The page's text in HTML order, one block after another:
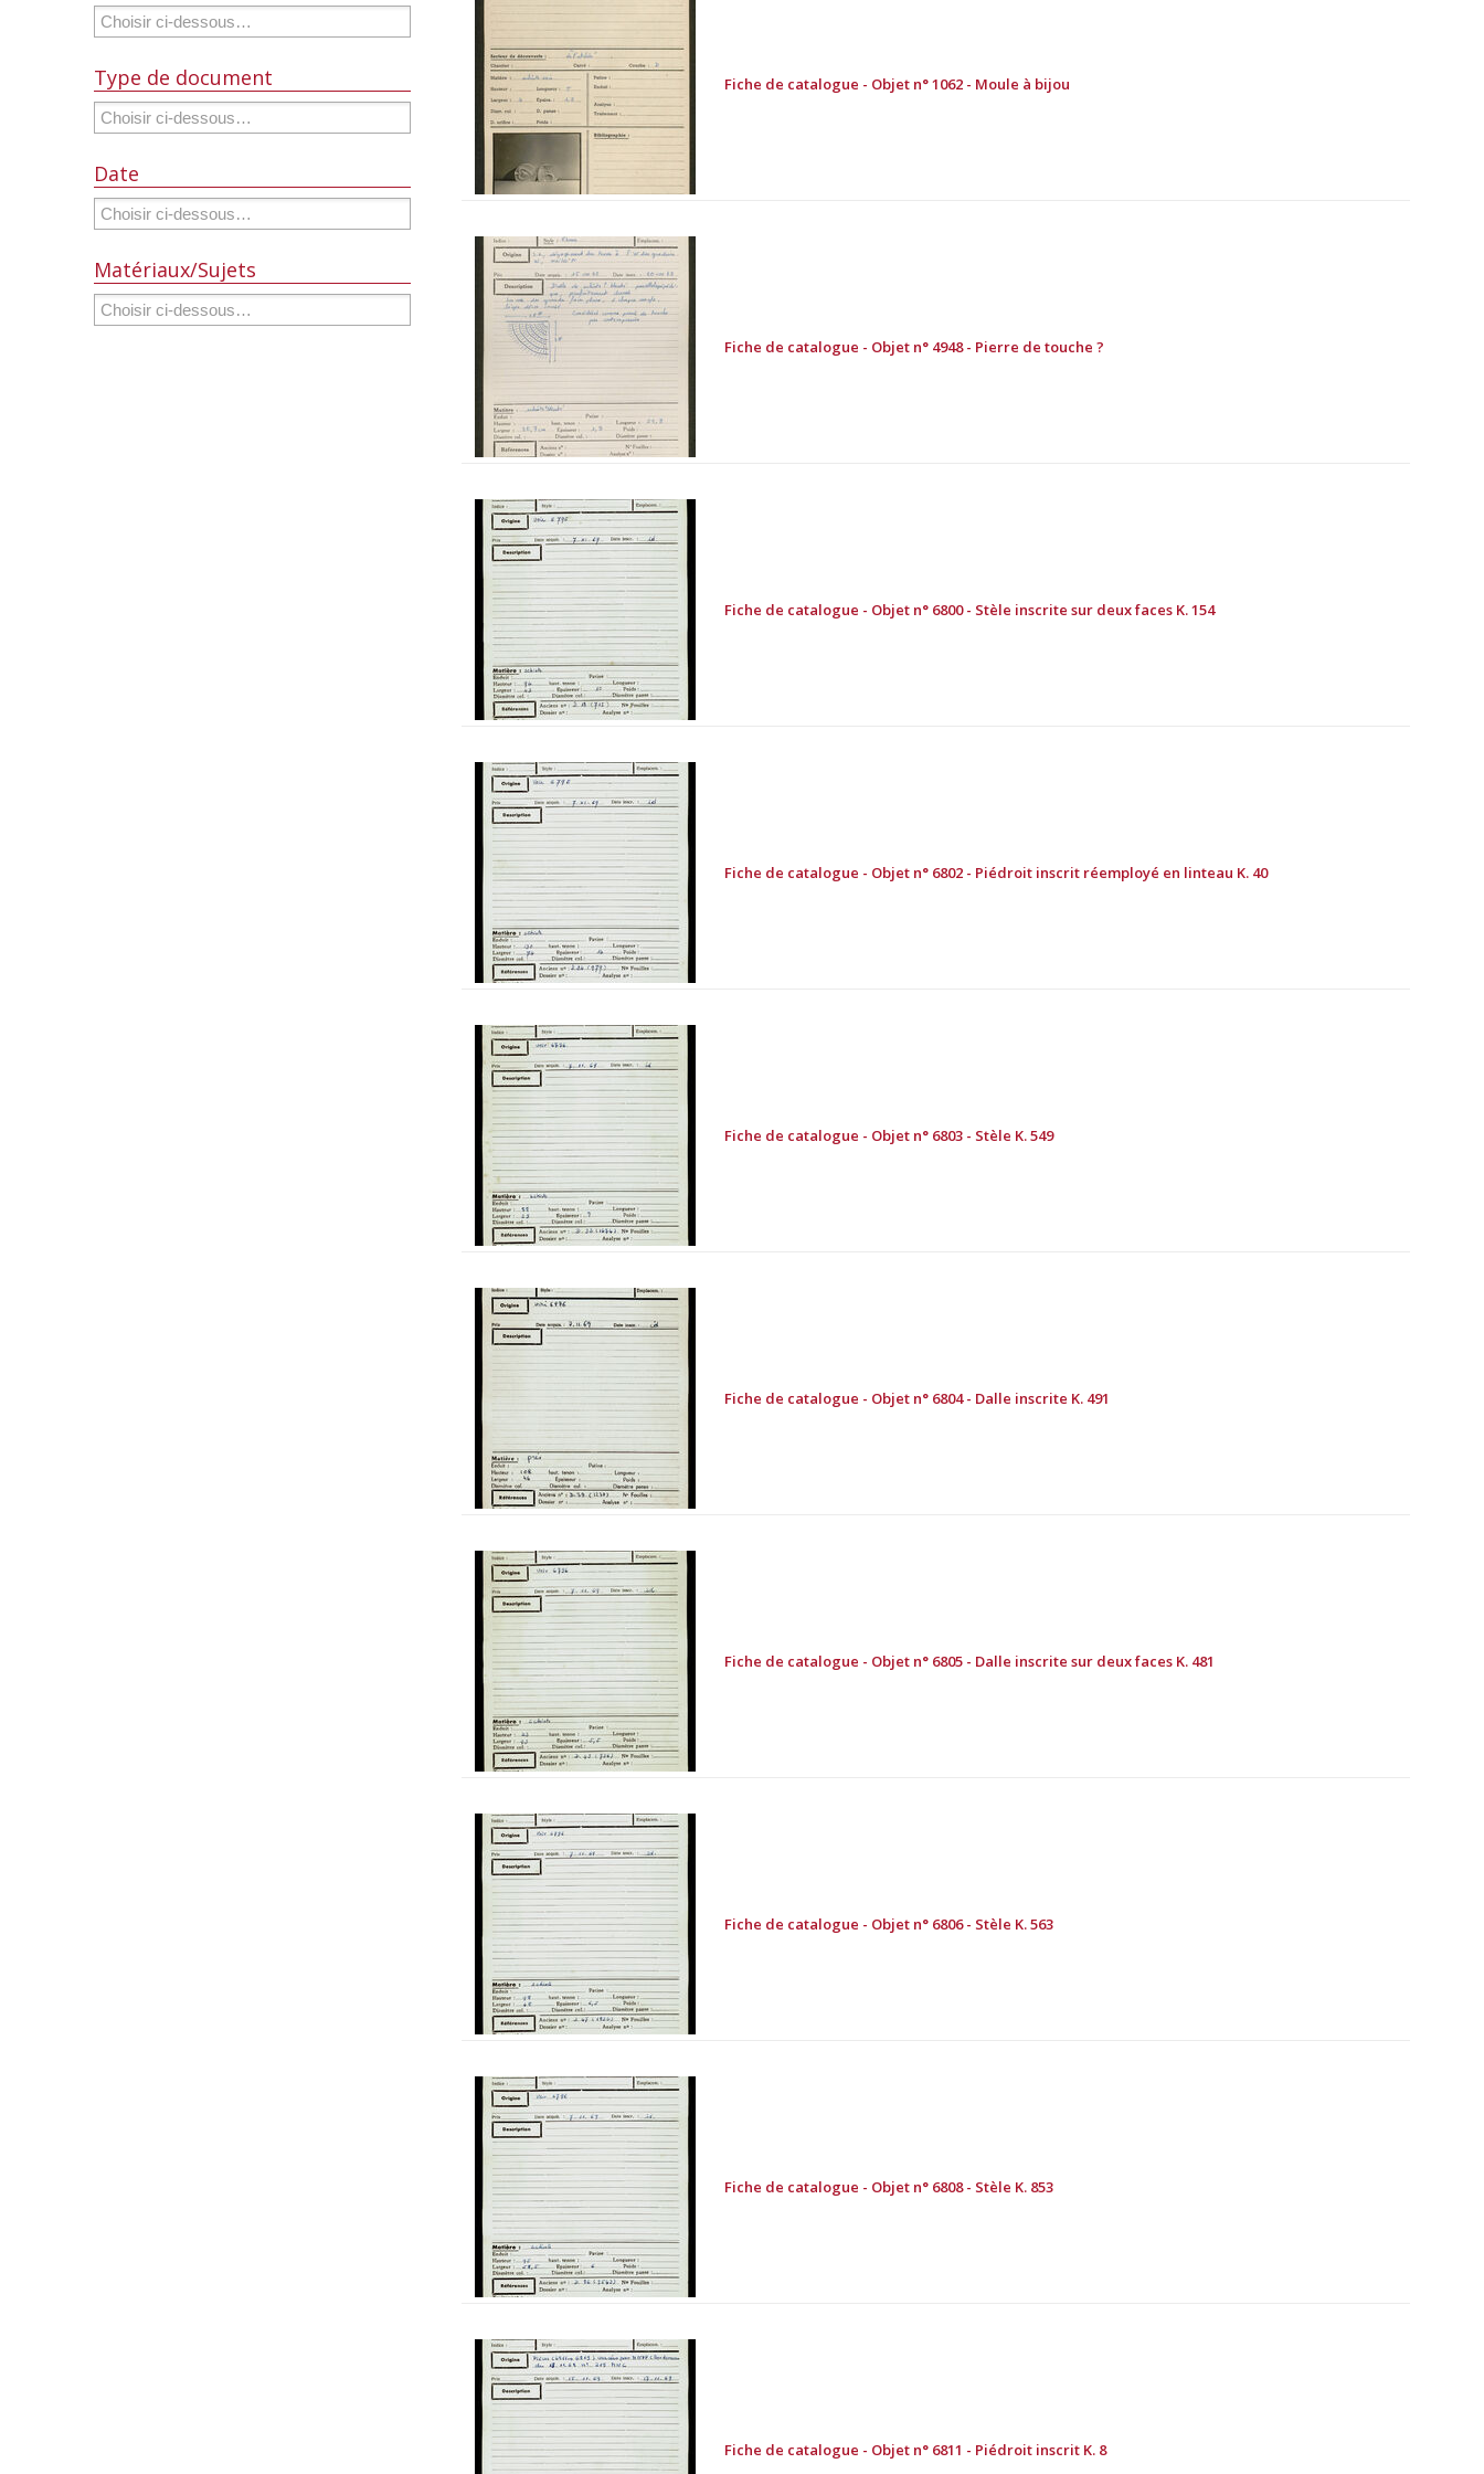
Fiche de catalogue - Objet n° 1062 - Moule à bijou
Fiche de catalogue - Objet n° 4948 - Pierre de touche ?
Fiche de catalogue - Objet n° 6800 - Stèle inscrite sur deux faces K. 154
Fiche de catalogue - Objet n° 6802 - Piédroit inscrit réemployé en linteau K. 40
Fiche de catalogue - Objet n° 6803 - Stèle K. 549
Fiche de catalogue - Objet n° 6804 - Dalle inscrite K. 491
Fiche de catalogue - Objet n° 6805 - Dalle inscrite sur deux faces K. 481
Fiche de catalogue - Objet n° 6806 - Stèle K. 563
Fiche de catalogue - Objet n° 6808 - Stèle K. 853
Fiche de catalogue - Objet n° 6811 - Piédroit inscrit K. 8
Type de document
Date
Matériaux/Sujets